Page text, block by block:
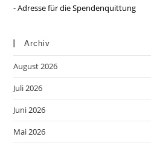
- Adresse für die Spendenquittung
Archiv
August 2026
Juli 2026
Juni 2026
Mai 2026